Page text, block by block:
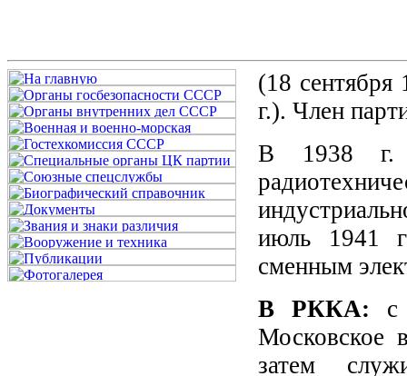
(18
г.). Член
В 1938 г.
июль 1941
сменным
В РККА:
Московское
затем